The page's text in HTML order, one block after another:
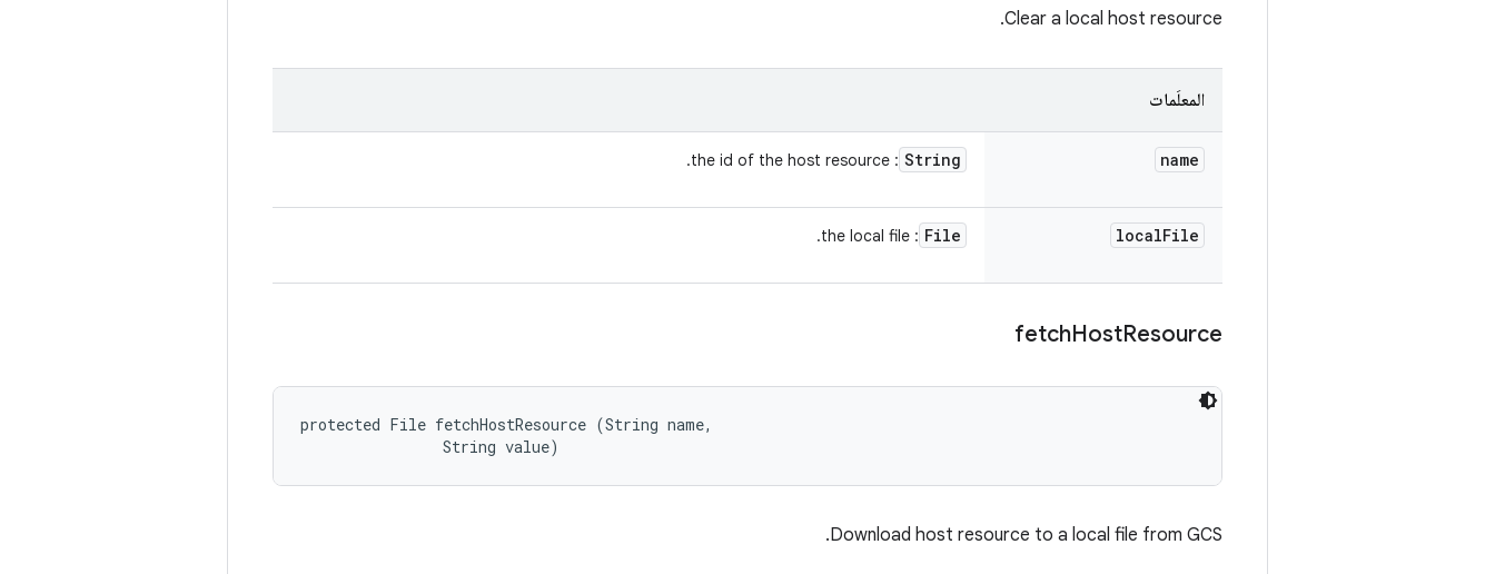
Clear a local host resource.
المعلَمات
name
String
: the id of the host resource.
localFile
File
: the local file.
fetchHostResource
protected File fetchHostResource (String name,
                String value)
Download host resource to a local file from GCS.